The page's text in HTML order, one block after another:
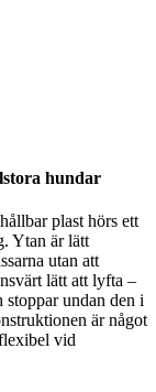
hundar
plast hörs ett
Ytan är lätt
utan att
lätt att lyfta –
undan den i
är något
vid